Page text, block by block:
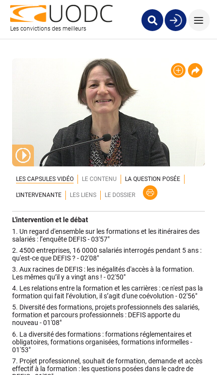
Les convictions des meilleurs
LES CAPSULES VIDÉO LE CONTENU LA QUESTION POSÉE
L'INTERVENANTE LES LIENS LE DOSSIER
L'intervention et le débat
1. Un regard d'ensemble sur les formations et les itinéraires des
salariés : l’enquête DEFIS -03'57"
2. 4500 entreprises, 16 0000 salariés interrogés pendant 5 ans :
qu'est-ce que DEFIS ? -02'08"
3. Aux racines de DEFIS : les inégalités d'accès à la formation.
Les mêmes qu’il y a vingt ans ! -02'50"
4. Les relations entre la formation et les carrières : ce n'est pas la
formation qui fait l’évolution, il s’agit d'une coévolution -02'56"
5. Diversité des formations, projets professionnels des salariés,
formation et parcours professionnels : DEFIS apporte du
nouveau -01'08"
6. La diversité des formations : formations réglementaires et
obligatoires, formations organisées, formations informelles -
01'53"
7. Projet professionnel, souhait de formation, demande et accès
effectif à la formation : les questions posées dans le cadre de